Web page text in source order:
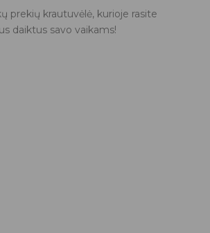
prekių krautuvėlė, kurioje rasite
daiktus savo vaikams!